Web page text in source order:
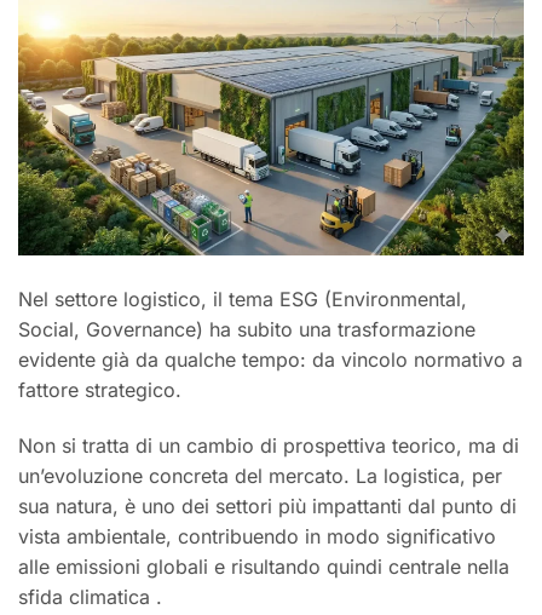
Nel settore logistico, il tema ESG (Environmental,
Social, Governance) ha subito una trasformazione
evidente già da qualche tempo: da vincolo normativo a
fattore strategico.
Non si tratta di un cambio di prospettiva teorico, ma di
un’evoluzione concreta del mercato. La logistica, per
sua natura, è uno dei settori più impattanti dal punto di
vista ambientale, contribuendo in modo significativo
alle emissioni globali e risultando quindi centrale nella
sfida climatica .